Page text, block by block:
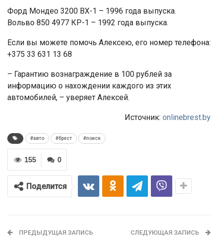
Форд Мондео 3200 BX-1 – 1996 года выпуска.
Вольво 850 4977 КР-1 – 1992 года выпуска.
Если вы можете помочь Алексею, его номер телефона:
+375 33 631 13 68
– Гарантию вознаграждение в 100 рублей за
информацию о нахождении каждого из этих
автомобилей, – уверяет Алексей.
Источник: onlinebrest.by
#авто #брест #поиск
0
155
Поделится
ПРЕДЫДУЩАЯ ЗАПИСЬ СЛЕДУЮЩАЯ ЗАПИСЬ